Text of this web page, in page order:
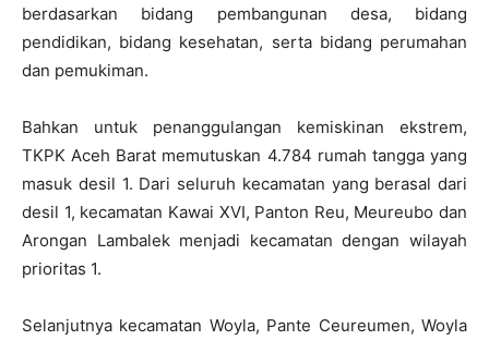
berdasarkan bidang pembangunan desa, bidang
pendidikan, bidang kesehatan, serta bidang perumahan
dan pemukiman.
Bahkan untuk penanggulangan kemiskinan ekstrem,
TKPK Aceh Barat memutuskan 4.784 rumah tangga yang
masuk desil 1. Dari seluruh kecamatan yang berasal dari
desil 1, kecamatan Kawai XVI, Panton Reu, Meureubo dan
Arongan Lambalek menjadi kecamatan dengan wilayah
prioritas 1.
Selanjutnya kecamatan Woyla, Pante Ceureumen, Woyla